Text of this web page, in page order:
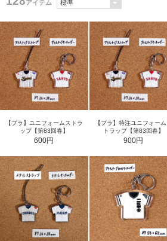
アイテム
【プラ】ユニフォームストラ
ップ【第83回春】
600円
【プラ】特注ユニフォーム
トラップ【第83回春】
900円